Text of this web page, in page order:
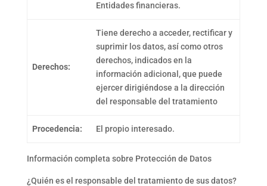
Entidades financieras.
Derechos:
Tiene derecho a acceder, rectificar y
suprimir los datos, así como otros
derechos, indicados en la
información adicional, que puede
ejercer dirigiéndose a la dirección
del responsable del tratamiento
Procedencia: El propio interesado.
Información completa sobre Protección de Datos
¿Quién es el responsable del tratamiento de sus datos?